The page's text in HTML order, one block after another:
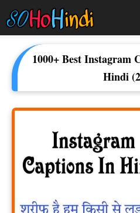
To
Content
1000+ Best Instagram
Hindi